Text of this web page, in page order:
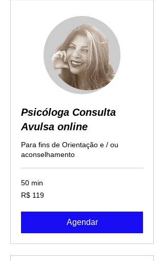
Psicóloga Consulta
Avulsa online
Para fins de Orientação e / ou
aconselhamento
50 min
119
Reais
R$ 119
Agendar